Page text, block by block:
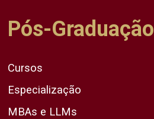
Pós-Graduação
Cursos
Especialização
MBAs e LLMs